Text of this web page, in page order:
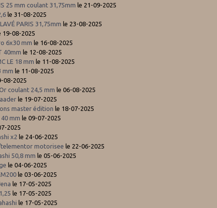
25 mm coulant 31,75mm le 21-09-2025
le 31-08-2025
PARIS 31,75mm le 23-08-2025
19-08-2025
6x30 mm le 16-08-2025
40mm le 12-08-2025
LE 18 mm le 11-08-2025
mm le 11-08-2025
08-2025
coulant 24,5 mm le 06-08-2025
le 19-07-2025
master édition le 18-07-2025
mm le 09-07-2025
2025
x2 le 24-06-2025
motorisee le 22-06-2025
50,8 mm le 05-06-2025
le 04-06-2025
le 03-06-2025
le 17-05-2025
le 17-05-2025
le 17-05-2025